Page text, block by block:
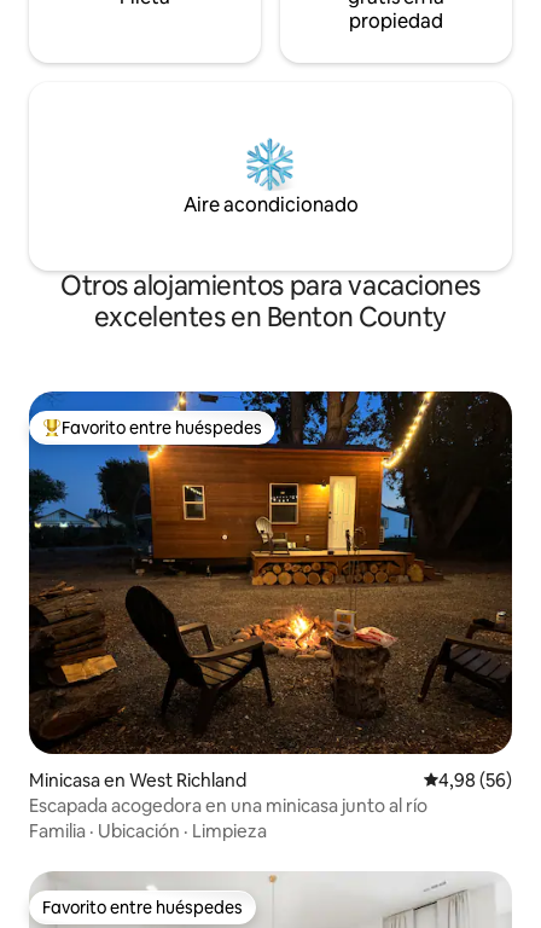
propiedad
Aire acondicionado
Otros alojamientos para vacaciones
excelentes en Benton County
Favorito entre los huéspedes más destacados
Favorito entre huéspedes
Minicasa en West Richland Calificación
4,98 (56)
Escapada acogedora en una minicasa junto al río
Familia · Ubicación · Limpieza
Favorito entre huéspedes
Favorito entre huéspedes